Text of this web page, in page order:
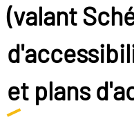
(valant
et plans